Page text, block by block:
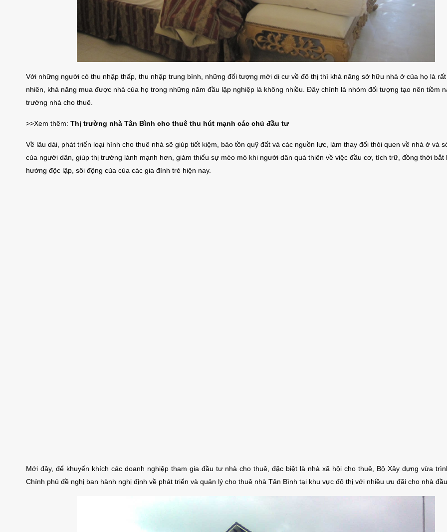
Với những người có thu nhập thấp, thu nhập trung bình, những đối tượng mới di cư về đô thị thì khả năng sở hữu nhà ở của họ là rất
nhiên, khả năng mua được nhà của họ trong những năm đầu lập nghiệp là không nhiều. Đây chính là nhóm đối tượng tạo nên tiềm
trường nhà cho thuê.
>>Xem thêm: Thị trường nhà Tân Bình cho thuê thu hút mạnh các chủ đầu tư
Về lâu dài, phát triển loại hình cho thuê nhà sẽ giúp tiết kiệm, bảo tồn quỹ đất và các nguồn lực, làm thay đổi thói quen về nhà ở và
của người dân, giúp thị trường lành mạnh hơn, giảm thiểu sự méo mó khi người dân quá thiên về việc đầu cơ, tích trữ, đồng thời bắt
hướng độc lập, sôi động của của các gia đình trẻ hiện nay.
Mới đây, để khuyến khích các doanh nghiệp tham gia đầu tư nhà cho thuê, đặc biệt là nhà xã hội cho thuê, Bộ Xây dựng vừa
Chính phủ đề nghị ban hành nghị định về phát triển và quản lý cho thuê nhà Tân Bình tại khu vực đô thị với nhiều ưu đãi cho nhà
Suốt
Cho Thuê Nhà Quận 9 Căn Góc
25 triệu/tháng
2 lầu
Cho thuê nhà quận 9 KDC Đông
25 triệu/tháng 40 triệu/